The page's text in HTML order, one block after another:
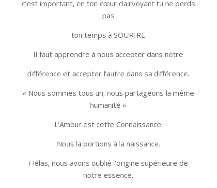
c’est important, en ton cœur clairvoyant tu ne perds
pas
ton temps à SOURIRE
Il faut apprendre à nous accepter dans notre
différence et accepter l’autre dans sa différence.
« Nous sommes tous un, nous partageons la même
humanité »
L’Amour est cette Connaissance.
Nous la portions à la naissance.
Hélas, nous avons oublié l’origine supérieure de
notre essence.